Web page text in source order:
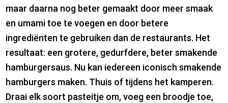
maar daarna nog beter gemaakt door meer smaak
en umami toe te voegen en door betere
ingrediënten te gebruiken dan de restaurants. Het
resultaat: een grotere, gedurfdere, beter smakende
hamburgersaus. Nu kan iedereen iconisch smakende
hamburgers maken. Thuis of tijdens het kamperen.
Draai elk soort pasteitje om, voeg een broodje toe,